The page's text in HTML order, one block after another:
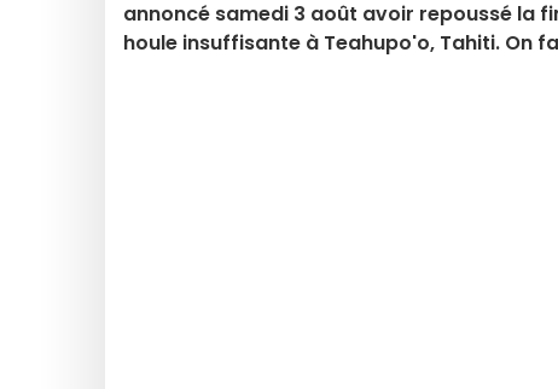
annoncé samedi 3 août avoir repoussé la
houle insuffisante à Teahupo'o, Tahiti. On